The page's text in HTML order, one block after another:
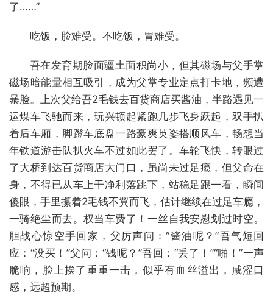
了……”
吃饭，脸难受。不吃饭，胃难受。
吾在发育期脸面疆土面积尚小，但其磁场与父手掌
磁场暗能量相互吸引，成为父掌专业定点打卡地，频遭
暴脸。上次父给吾2毛钱去百货商店买酱油，半路遇见一
运煤车飞驰而来，玩兴顿起紧跑几步飞身跃起，双手扒
着后车厢，脚蹬车底盘一路豪爽英姿搭顺风车，畅想当
年铁道游击队扒火车不过如此罢了。车轮飞快，转眼过
了大桥到达百货商店大门口，虽尚未过足瘾，但父命在
身，不得已从车上干净利落跳下，站稳足跟一看，瞬间
傻眼，手里攥着2毛钱不翼而飞，估计继续在过足车瘾，
一骑绝尘而去。权当车费了！一丝自我安慰划过时空。
胆战心惊空手回家，父厉声问：“酱油呢？”吾气短回
应：“没买！”父问：“钱呢？”吾回：“丢了！”“啪！”一声
脆响，脸上挨了重重一击，似乎有血丝溢出，咸涩口
感，远超预期。